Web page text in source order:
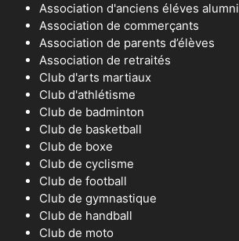
Association d'anciens éléves alumni
Association de commerçants
Association de parents d’élèves
Association de retraités
Club d'arts martiaux
Club d'athlétisme
Club de badminton
Club de basketball
Club de boxe
Club de cyclisme
Club de football
Club de gymnastique
Club de handball
Club de moto